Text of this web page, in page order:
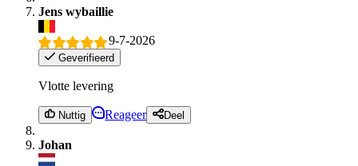
Jens wybaillie
9-7-2026
Geverifieerd
Vlotte levering
Nuttig Reageer Deel
Johan